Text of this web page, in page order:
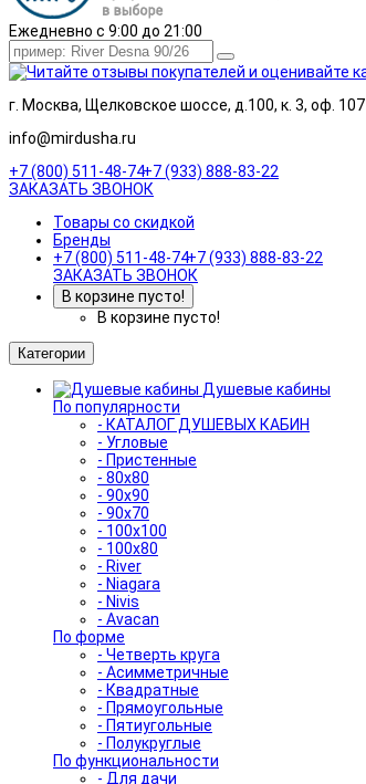
Ежедневно с 9:00 до 21:00
г. Москва, Щелковское шоссе, д.100, к. 3, оф. 107
info@mirdusha.ru
+7 (800) 511-48-74+7 (933) 888-83-22
ЗАКАЗАТЬ ЗВОНОК
Товары со скидкой
Бренды
+7 (800) 511-48-74+7 (933) 888-83-22
ЗАКАЗАТЬ ЗВОНОК
В корзине пусто!
В корзине пусто!
Категории
Душевые кабины
По популярности
- КАТАЛОГ ДУШЕВЫХ КАБИН
- Угловые
- Пристенные
- 80x80
- 90x90
- 90x70
- 100x100
- 100x80
- River
- Niagara
- Nivis
- Avacan
По форме
- Четверть круга
- Асимметричные
- Квадратные
- Прямоугольные
- Пятиугольные
- Полукруглые
По функциональности
- Для дачи